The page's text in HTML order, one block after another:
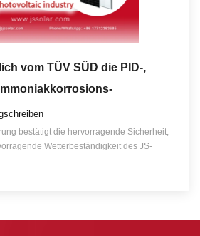
vom TÜV SÜD die PID-,
Zertifizierung erhalten
bestätigt die hervorragende Sicherheit,
Wetterbeständigkeit des JS-